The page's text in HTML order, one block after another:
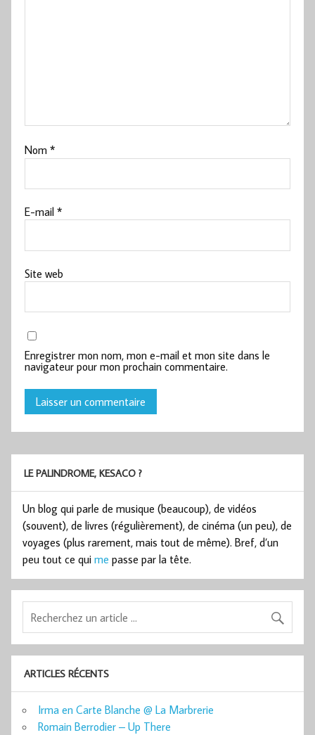
Nom*
E-mail*
Site web
Enregistrer mon nom, mon e-mail et mon site dans le
navigateur pour mon prochain commentaire.
LE PALINDROME, KESACO ?
Un blog qui parle de musique (beaucoup), de vidéos
(souvent), de livres (régulièrement), de cinéma (un peu), de
voyages (plus rarement, mais tout de même). Bref, d’un
peu tout ce qui me passe par la tête.
ARTICLES RÉCENTS
Irma en Carte Blanche @ La Marbrerie
Romain Berrodier – Up There